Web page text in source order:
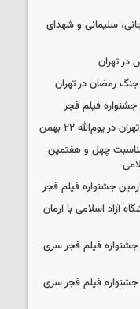
سلیمانی و شهدای
در تهران
رمضان در تهران
فیلم فجر
یوم‌الله ۲۲ بهمن
مناسبت چهل‌ و هفتمین
جشنواره فیلم فجر
آزاد اسلامی با آرمان
فیلم فجر سری
فیلم فجر سری